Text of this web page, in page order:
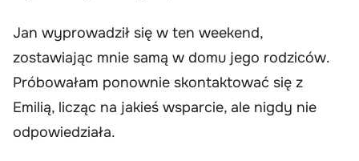
Jan wyprowadził się w ten weekend,
zostawiając mnie samą w domu jego rodziców.
Próbowałam ponownie skontaktować się z
Emilią, licząc na jakieś wsparcie, ale nigdy nie
odpowiedziała.